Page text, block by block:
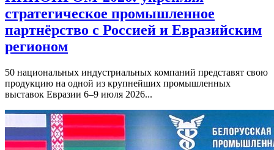
стратегическое промышленное
партнёрство с Россией и Евразийским
регионом
50 национальных индустриальных компаний представят свою
продукцию на одной из крупнейших промышленных
выставок Евразии 6–9 июля 2026...